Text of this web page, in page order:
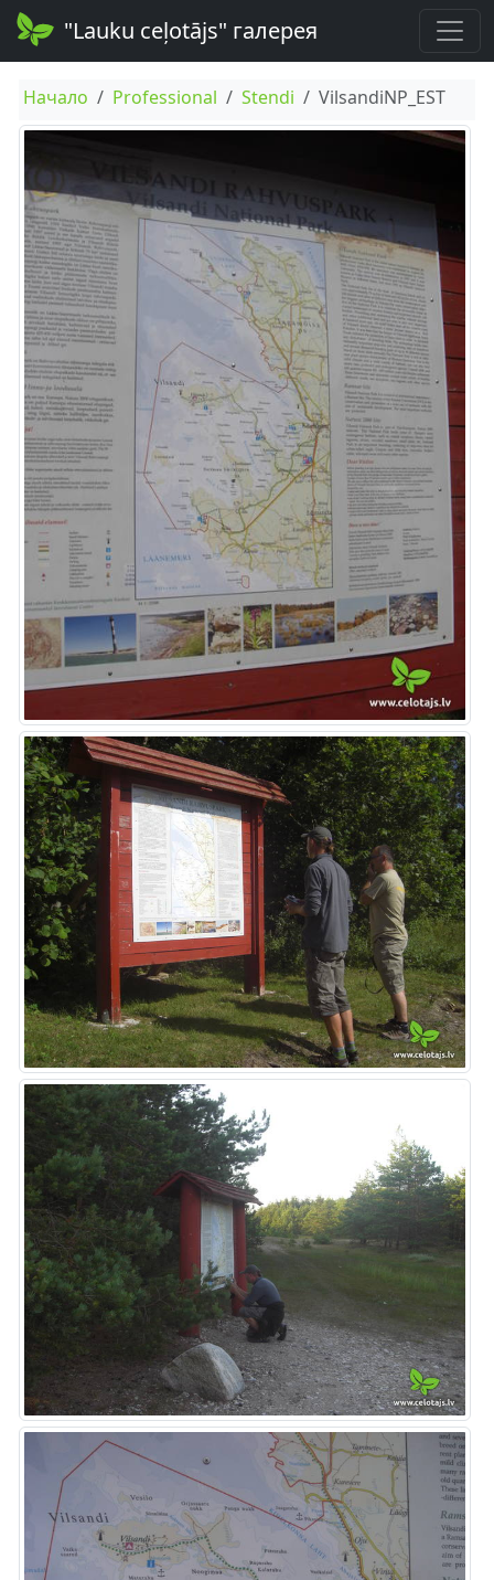
"Lauku ceļotājs" галерея
Начало Professional Stendi VilsandiNP_EST